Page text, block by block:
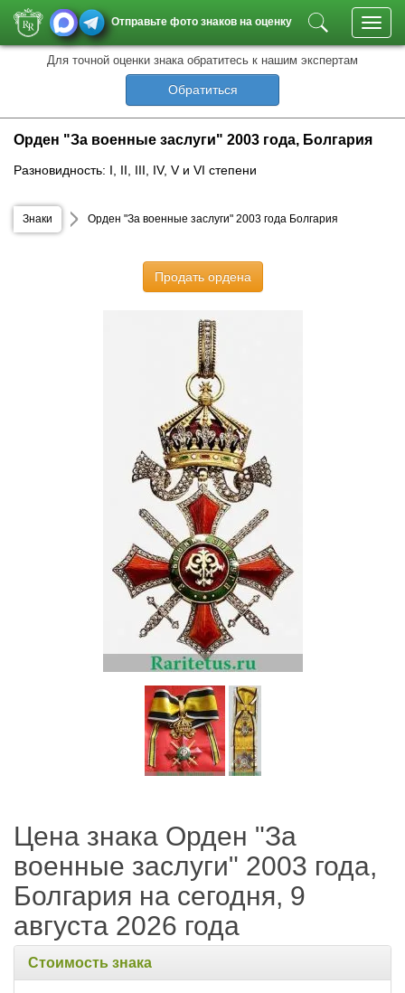
Отправьте фото знаков на оценку
Для точной оценки знака обратитесь к нашим экспертам
Обратиться
Орден "За военные заслуги" 2003 года, Болгария
Разновидность: I, II, III, IV, V и VI степени
Знаки Орден "За военные заслуги" 2003 года Болгария
Продать ордена
Цена знака Орден "За
военные заслуги" 2003 года,
Болгария на сегодня, 9
августа 2026 года
Стоимость знака